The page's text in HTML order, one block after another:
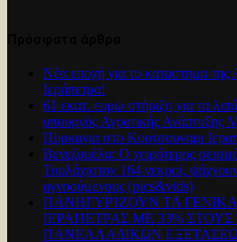
Νέα εποχή για το καταστημα
Ιεράπετρα!
61 εκατ. ευρώ στήριξη για τα
υπουργός Αγροτικής Ανάπτυξης
Πυρκαγια στο Κουτσουναρι
Βενεζουέλα: Ο χειρότερος
Τουλάχιστον 164 νεκροί,
αγνοούμενους (pics&vids)
ΠΑΝΗΓΥΡΊΖΟΥΝ ΤΑ
ΙΕΡΑΠΕΤΡΑΣ ΜΕ 33%
ΠΑΝΕΛΛΑΔΙΚΩΝ